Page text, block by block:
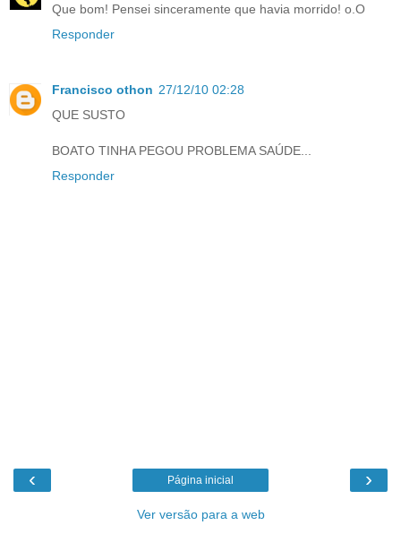
Que bom! Pensei sinceramente que havia morrido! o.O
Responder
Francisco othon 27/12/10 02:28
QUE SUSTO
BOATO TINHA PEGOU PROBLEMA SAÚDE...
Responder
‹ ›
Página inicial
Ver versão para a web